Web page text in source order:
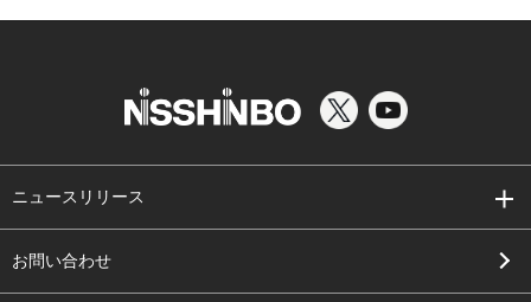
ニュースリリース
お問い合わせ